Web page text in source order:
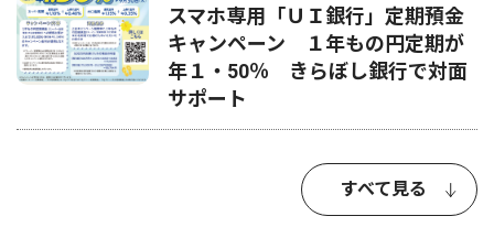
スマホ専用「ＵＩ銀行」定期預金
キャンペーン １年もの円定期が
年１・50％ きらぼし銀行で対面
サポート
すべて見る